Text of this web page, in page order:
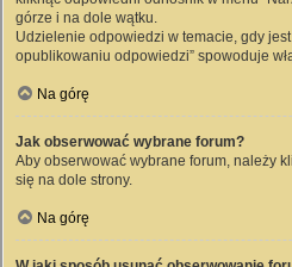
górze i na dole wątku.
Udzielenie odpowiedzi w temacie, gdy
opublikowaniu odpowiedzi” spowoduje
Na górę
Jak obserwować wybrane forum?
Aby obserwować wybrane forum, należy
się na dole strony.
Na górę